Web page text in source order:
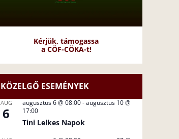
Kérjük, támogassa
a CÖF-CÖKA-t!
KÖZELGŐ ESEMÉNYEK
AUG
6
augusztus 6 @ 08:00-augusztus 10 @
17:00
Tini Lelkes Napok